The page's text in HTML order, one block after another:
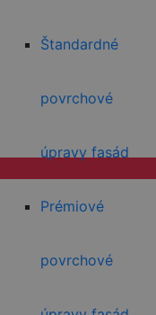
Štandardné
povrchové
úpravy fasád
Prémiové
povrchové